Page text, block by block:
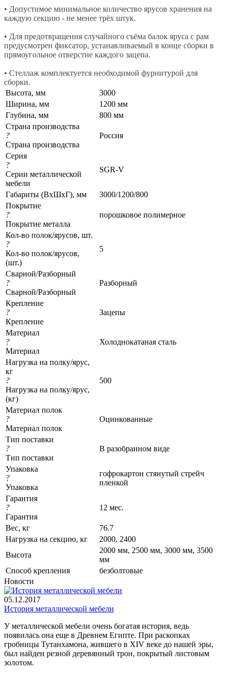
• Допустимое минимальное количество ярусов хранения на
каждую секцию - не менее трёх штук.
• Для предотвращения случайного съёма балок яруса с рам
предусмотрен фиксатор, устанавливаемый в конце сборки в
прямоугольное отверстие каждого зацепа.
• Стеллаж комплектуется необходимой фурнитурой для
сборки.
Высота, мм
3000
Ширина, мм
1200 мм
Глубина, мм
800 мм
Страна производства
?
Страна производства
Россия
Серия
?
Серии металлической
мебели
SGR-V
Габариты (ВхШхГ), мм
3000/1200/800
Покрытие
?
Покрытие металла
порошковое полимерное
Кол-во полок/ярусов, шт.
?
Кол-во полок/ярусов,
(шт.)
5
Сварной/Разборный
?
Сварной/Разборный
Разборный
Крепление
?
Крепление
Зацепы
Материал
?
Материал
Холоднокатаная сталь
Нагрузка на полку/ярус,
кг
?
Нагрузка на полку/ярус,
(кг)
500
Материал полок
?
Материал полок
Оцинкованные
Тип поставки
?
Тип поставки
В разобранном виде
Упаковка
?
Упаковка
гофрокартон стянутый стрейч
пленкой
Гарантия
?
Гарантия
12 мес.
Вес, кг
76.7
Нагрузка на секцию, кг
2000, 2400
Высота
2000 мм, 2500 мм, 3000 мм, 3500
мм
Cпособ крепления
безболтовые
Новости
05.12.2017
История металлической мебели
У металлической мебели очень богатая история, ведь
появилась она еще в Древнем Египте. При раскопках
гробницы Тутанхамона, жившего в XIV веке до нашей эры,
был найден резной деревянный трон, покрытый листовым
золотом.